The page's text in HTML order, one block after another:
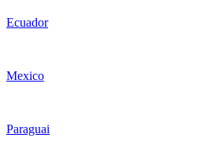
Ecuador
Mexico
Paraguai